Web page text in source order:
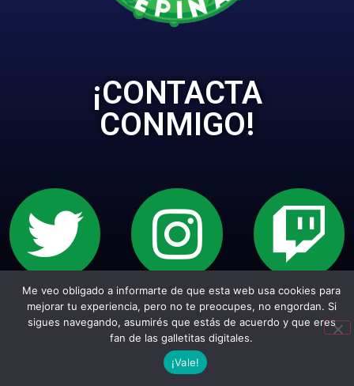
¡CONTACTA
CONMIGO!
Sitio web creado con Wordpress. Todos los
empepiderechos reservados.
Me veo obligado a informarte de que esta web usa cookies para
mejorar tu experiencia, pero no te preocupes, no engordan. Si
sigues navegando, asumirés que estás de acuerdo y que eres
fan de las galletitas digitales.
¡Vale!